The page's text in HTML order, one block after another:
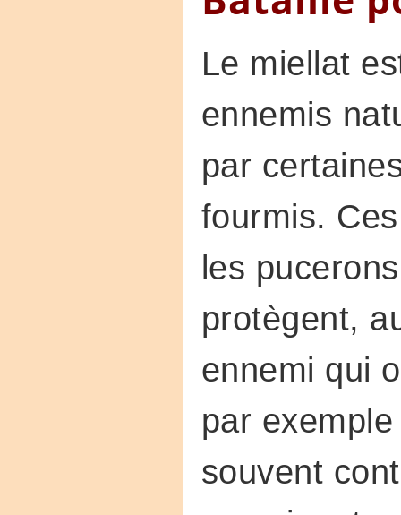
Le miellat
ennemis
par
fourmis.
les
protègent,
ennemi qui
par
souvent